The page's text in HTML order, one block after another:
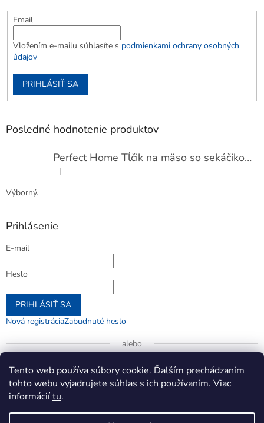
Tento web používa súbory cookie. Ďalším prechádzaním
tohto webu vyjadrujete súhlas s ich používaním. Viac
informáciítu.
Email
Vložením e-mailu súhlasíte s podmienkami ochrany osobných
údajov
PRIHLÁSIŤ SA
Posledné hodnotenie produktov
Perfect Home Tĺčik na mäso so sekáčikom, 56893
Hodnotenie produktu je 5 z 5 hviezdičiek.
|
Výborný.
Prihlásenie
E-mail
Heslo
PRIHLÁSIŤ SA
Nová registráciaZabudnuté heslo
alebo
Prihlásiť sa cez Google